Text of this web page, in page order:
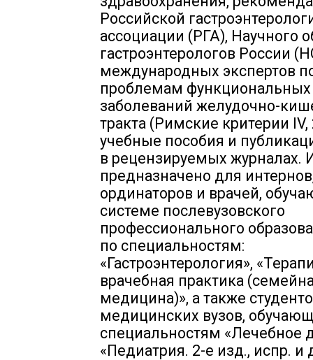
Российской
ассоциации (РГА), Научного
гастроэнтерологов России
международных экспертов
проблемам функциональных
заболеваний желудочно-
тракта (Римские критерии IV,
учебные пособия и
в рецензируемых журналах.
предназначено для
ординаторов и врачей,
системе послевузовского
профессионального
по специальностям:
«Гастроэнтерология»,
врачебная практика
медицина)», а также
медицинских вузов,
специальностям «Лечебное
«Педиатрия. 2-е изд., испр. и